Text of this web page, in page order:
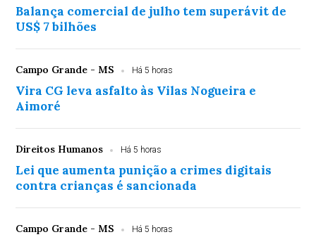
Balança comercial de julho tem superávit de
US$ 7 bilhões
Campo Grande - MS Há 5 horas
Vira CG leva asfalto às Vilas Nogueira e
Aimoré
Direitos Humanos Há 5 horas
Lei que aumenta punição a crimes digitais
contra crianças é sancionada
Campo Grande - MS Há 5 horas